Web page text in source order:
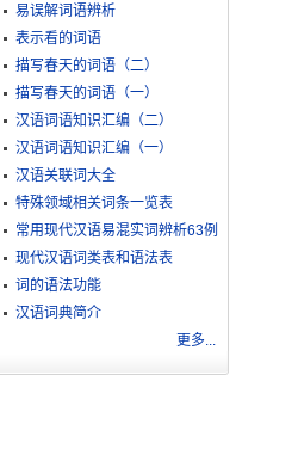
易误解词语辨析
表示看的词语
描写春天的词语（二）
描写春天的词语（一）
汉语词语知识汇编（二）
汉语词语知识汇编（一）
汉语关联词大全
特殊领域相关词条一览表
常用现代汉语易混实词辨析63例
现代汉语词类表和语法表
词的语法功能
汉语词典简介
更多...